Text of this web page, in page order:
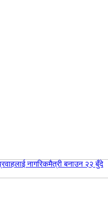
नागरिकमैत्री बनाउन २२ बुँदे